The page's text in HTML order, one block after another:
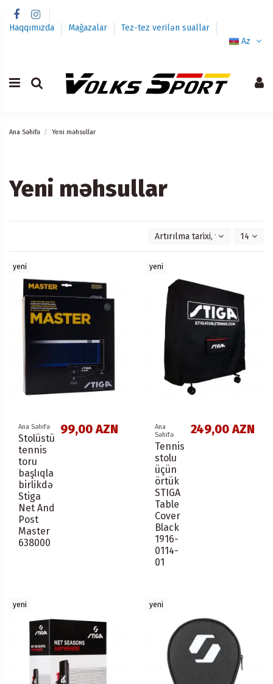
Haqqımızda Mağazalar
Tez-tez verilən suallar
Az
Ana Səhifə Yeni məhsullar
Yeni məhsullar
Artırılma tarixi, yenidən
14
yeni
Ana Səhifə
Stolüstü
tennis
toru
başlıqla
birlikdə
Stiga
Net And
Post
Master
638000
99,00 AZN
yeni
Ana
Səhifə
Tennis
stolu
üçün
örtük
STIGA
Table
Cover
Black
1916-
0114-
01
249,00 AZN
yeni yeni